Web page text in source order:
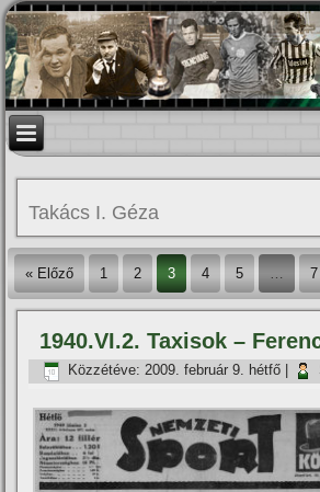
Takács I. Géza
« Előző 1 2 3 4 5 … 7
1940.VI.2. Taxisok –
Közzétéve: 2009. február 9. hétfő